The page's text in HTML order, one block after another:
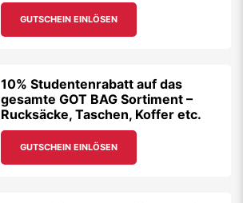
GUTSCHEIN EINLÖSEN
10% Studentenrabatt auf das
gesamte GOT BAG Sortiment –
Rucksäcke, Taschen, Koffer etc.
GUTSCHEIN EINLÖSEN